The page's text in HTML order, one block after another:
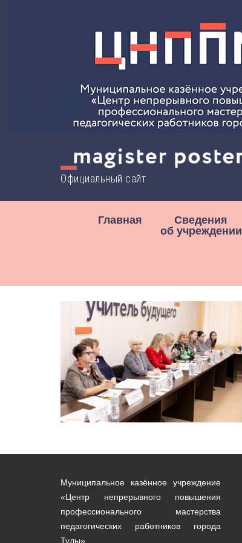
Официальный сайт
Главная
Сведения
об учреждении
Муниципальное казённое учреждение
«Центр непрерывного повышения
профессионального мастерства
педагогических работников города
Тулы»